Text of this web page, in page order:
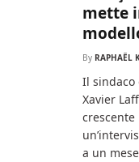
mette
By RAPHAËL
Il sindaco
Xavier
crescente
a un